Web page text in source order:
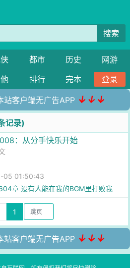
搜索
都市 历史
网游
排行 完本 登录
站客户端无广告APP ↓↓↓
记录)
：从分手快乐开始
05 01:50:43
章 没有人能在我的BGM里打败我
1
站客户端无广告APP ↓↓↓